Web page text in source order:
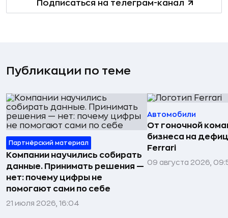
Подписаться на телеграм-канал
Публикации по теме
Партнёрский материал
Компании научились собирать
данные. Принимать решения —
нет: почему цифры не
помогают сами по себе
21 июля 2026, 16:04
Автомобили
От гоночной
бизнеса на
Ferrari
09 августа 2026,